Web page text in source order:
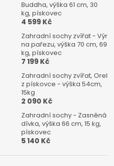
Buddha, výška 61 cm, 30
kg, pískovec
4 599 Kč
Zahradní sochy zvířat - Výr
na pařezu, výška 70 cm, 69
kg, pískovec
7 199 Kč
Zahradní sochy zvířat, Orel
z pískovce - výška 54cm,
15kg
2 090 Kč
Zahradní sochy - Zasněná
dívka, výška 66 cm, 15 kg,
pískovec
5 140 Kč